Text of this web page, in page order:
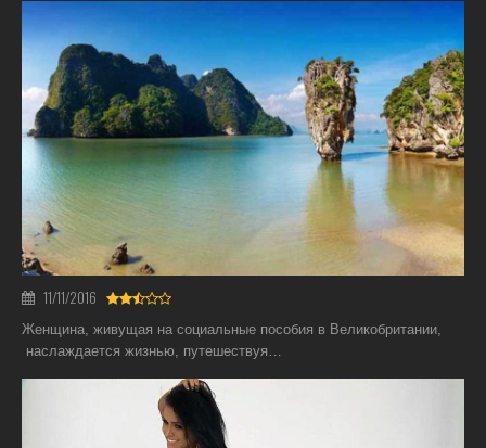
11/11/2016
Женщина, живущая на социальные пособия в Великобритании,
наслаждается жизнью, путешествуя…